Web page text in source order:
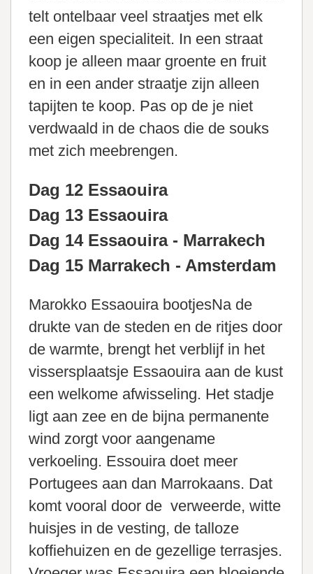
telt ontelbaar veel straatjes met elk
een eigen specialiteit. In een straat
koop je alleen maar groente en fruit
en in een ander straatje zijn alleen
tapijten te koop. Pas op de je niet
verdwaald in de chaos die de souks
met zich meebrengen.
Dag 12 Essaouira
Dag 13 Essaouira
Dag 14 Essaouira - Marrakech
Dag 15 Marrakech - Amsterdam
Marokko Essaouira bootjesNa de
drukte van de steden en de ritjes door
de warmte, brengt het verblijf in het
vissersplaatsje Essaouira aan de kust
een welkome afwisseling. Het stadje
ligt aan zee en de bijna permanente
wind zorgt voor aangename
verkoeling. Essouira doet meer
Portugees aan dan Marrokaans. Dat
komt vooral door de verweerde, witte
huisjes in de vesting, de talloze
koffiehuizen en de gezellige terrasjes.